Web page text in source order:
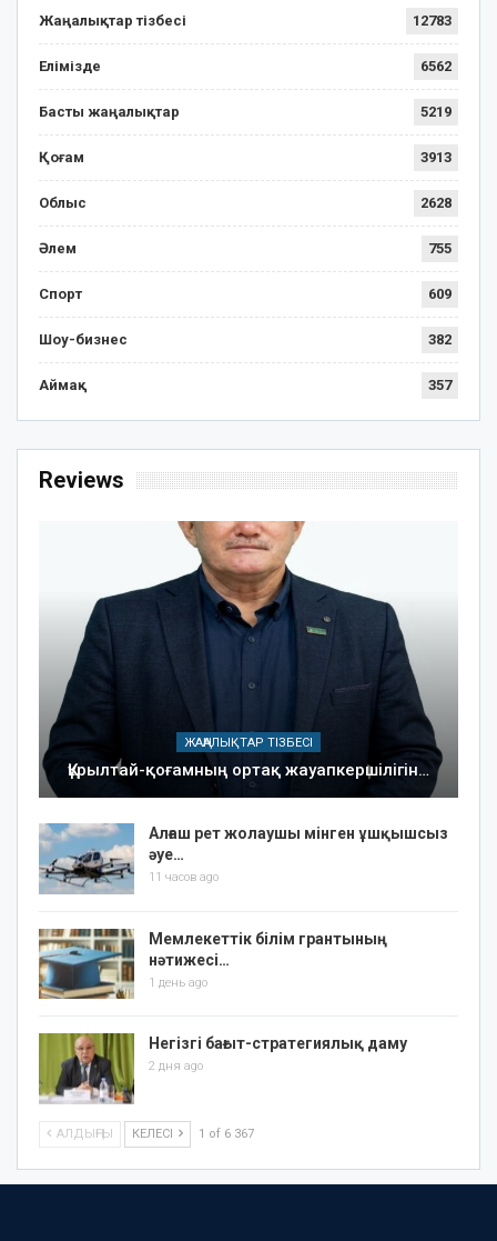
Жаңалықтар тізбесі 12783
Елімізде 6562
Басты жаңалықтар 5219
Қоғам 3913
Облыс 2628
Әлем 755
Спорт 609
Шоу-бизнес 382
Аймақ 357
Reviews
ЖАҢАЛЫҚТАР ТІЗБЕСІ
Құрылтай-қоғамның ортақ жауапкершілігін…
Алғаш рет жолаушы мінген ұшқышсыз
әуе…
11 часов ago
Мемлекеттік білім грантының
нәтижесі…
1 день ago
Негізгі бағыт-стратегиялық даму
2 дня ago
АЛДЫҢҒЫ КЕЛЕСІ 1 of 6 367